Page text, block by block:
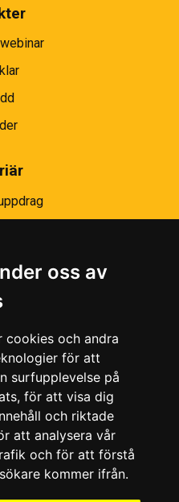
oss av
cookies och andra
för att
surfupplevelse på
för att visa dig
och riktade
att analysera vår
och för att förstå
kommer ifrån.